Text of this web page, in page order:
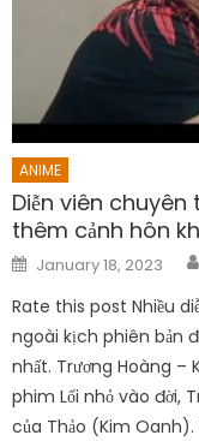
ANIME
Diễn viên
thêm cảnh hôn
Posted
on
January 18, 2023
Rate this post Nhiều
ngoài kịch phiên bản
nhất. Trương Hoàng –
phim Lối nhỏ vào đời,
của Thảo (Kim Oanh).